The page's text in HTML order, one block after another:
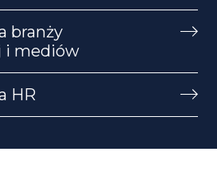
branży
i mediów
HR